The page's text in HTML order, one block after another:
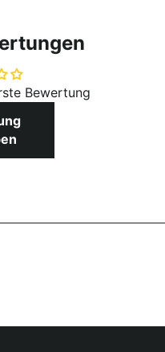
met een onderleg
as met een kingpin
Bewertung